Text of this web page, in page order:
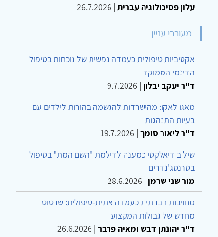
עלון פסיכולוגיה עברית |
26.7.2026
מעוררי עניין
אקטיביות טיפולית כעמדה נפשית של נוכחות בטיפול
הדינמי הממוקד
ד"ר יעקב יבלון |
9.7.2026
מאגו לאקו: מהישרדות להגשמה בהורות לילדים עם
בעיות התנהגות
ד"ר ליאור סומך |
19.7.2026
שילוב דיאלקטי כמענה לדילמת "השם המת" בטיפול
בטרנסג'נדרים
מור שני שרמן |
28.6.2026
מחויבות חברתית כעמדה אתית-טיפולית: שרטוט
מחדש של גבולות המקצוע
ד"ר יהונתן דבש ומאיה פרבר |
26.6.2026